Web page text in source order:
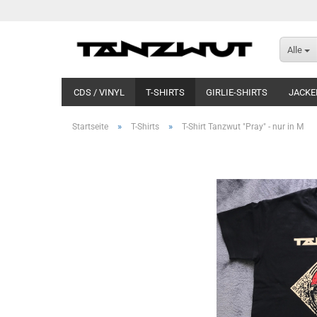
Alle
CDS / VINYL T-SHIRTS GIRLIE-SHIRTS
Startseite » T-Shirts » T-Shirt Tanzwut "Pray" - nur in M